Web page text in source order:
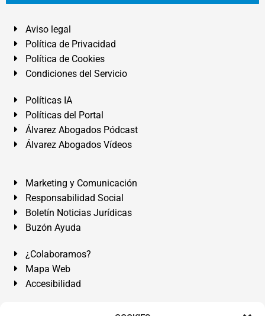
Aviso legal
Política de Privacidad
Política de Cookies
Condiciones del Servicio
Políticas IA
Políticas del Portal
Álvarez Abogados Pódcast
Álvarez Abogados Vídeos
Marketing y Comunicación
Responsabilidad Social
Boletín Noticias Jurídicas
Buzón Ayuda
¿Colaboramos?
Mapa Web
Accesibilidad